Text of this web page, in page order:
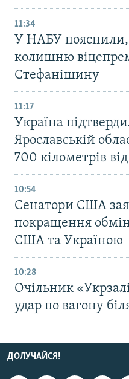
11:34
У НАБУ пояснили,
колишню
Стефанішину
11:17
Україна
Ярославській
700 кілометрів
10:54
Сенатори США
покращення
США та Україною
10:28
Очільник
удар по вагону
ДОЛУЧАЙСЯ!